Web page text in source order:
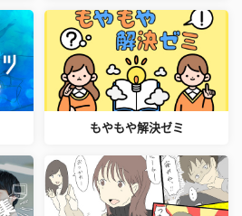
もやもや解決ゼミ